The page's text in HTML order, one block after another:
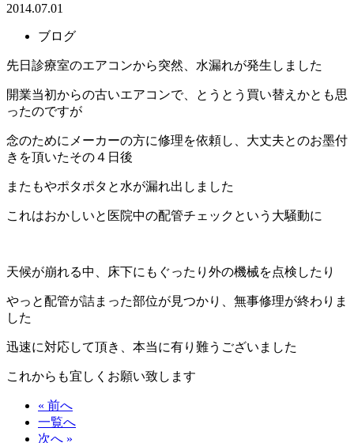
2014.07.01
ブログ
先日診療室のエアコンから突然、水漏れが発生しました
開業当初からの古いエアコンで、とうとう買い替えかとも思
ったのですが
念のためにメーカーの方に修理を依頼し、大丈夫とのお墨付
きを頂いたその４日後
またもやポタポタと水が漏れ出しました
これはおかしいと医院中の配管チェックという大騒動に
天候が崩れる中、床下にもぐったり外の機械を点検したり
やっと配管が詰まった部位が見つかり、無事修理が終わりま
した
迅速に対応して頂き、本当に有り難うございました
これからも宜しくお願い致します
« 前へ
一覧へ
次へ »